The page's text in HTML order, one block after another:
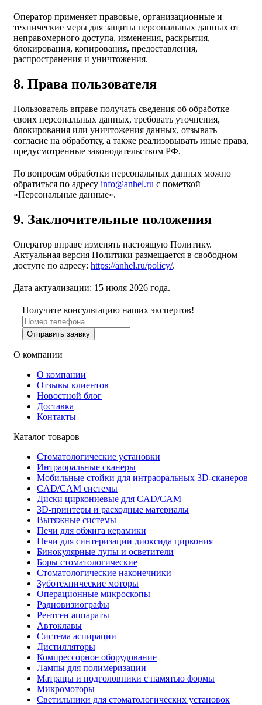
Оператор применяет правовые, организационные и
технические меры для защиты персональных данных от
неправомерного доступа, изменения, раскрытия,
блокирования, копирования, предоставления,
распространения и уничтожения.
8. Права пользователя
Пользователь вправе получать сведения об обработке
своих персональных данных, требовать уточнения,
блокирования или уничтожения данных, отзывать
согласие на обработку, а также реализовывать иные права,
предусмотренные законодательством РФ.
По вопросам обработки персональных данных можно
обратиться по адресу info@anhel.ru с пометкой
«Персональные данные».
9. Заключительные положения
Оператор вправе изменять настоящую Политику.
Актуальная версия Политики размещается в свободном
доступе по адресу: https://anhel.ru/policy/.
Дата актуализации: 15 июля 2026 года.
Получите консультацию наших экспертов!
Отправить заявку
О компании
О компании
Отзывы клиентов
Новостной блог
Доставка
Контакты
Каталог товаров
Стоматологические установки
Интраоральные сканеры
Мобильные стойки для интраоральных 3D-сканеров
CAD/CAM системы
Диски циркониевые для CAD/CAM
3D-принтеры и расходные материалы
Вытяжные системы
Печи для обжига керамики
Печи для синтеризации диоксида циркония
Бинокулярные лупы и осветители
Боры стоматологические
Стоматологические наконечники
Зуботехнические моторы
Операционные микроскопы
Радиовизиографы
Рентген аппараты
Автоклавы
Система аспирации
Дистилляторы
Компрессорное оборудование
Лампы для полимеризации
Матрацы и подголовники с памятью формы
Микромоторы
Светильники для стоматологических установок